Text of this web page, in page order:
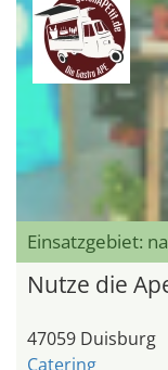
Einsatzgebiet:
Nutze die
47059 Duisburg
Catering